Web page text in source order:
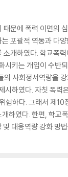
문에 폭력 이면의
포괄적 역동과
개하였다. 학교폭
시키는 개입이 수
사회정서역량을
하였다. 자칫 폭
하다. 그래서 제
하였다. 한편, 학
대응역량 강화